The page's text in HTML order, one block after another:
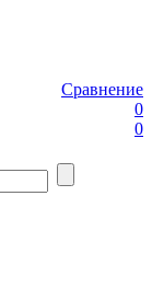
Сравнение
0
0